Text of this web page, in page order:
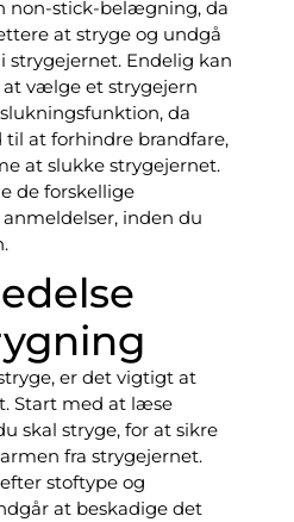
non-stick-belægning, da
at stryge og undgå
Endelig kan
vælge et strygejern
da
at forhindre brandfare,
at slukke strygejernet.
de forskellige
inden du
er det vigtigt at
Start med at læse
skal stryge, for at sikre
fra strygejernet.
stoftype og
at beskadige det